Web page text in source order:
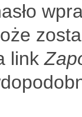
link